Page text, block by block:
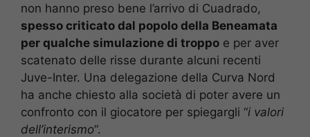
non hanno preso bene l’arrivo di Cuadrado,
spesso criticato dal popolo della Beneamata
per qualche simulazione di troppo e per aver
scatenato delle risse durante alcuni recenti
Juve-Inter. Una delegazione della Curva Nord
ha anche chiesto alla società di poter avere un
confronto con il giocatore per spiegargli “i valori
dell’interismo“.